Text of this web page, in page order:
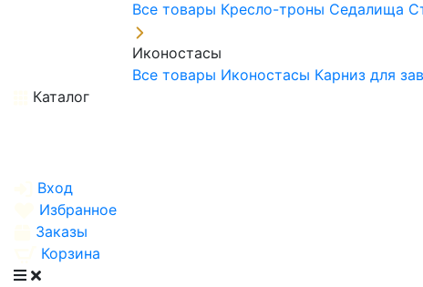
Все товары Кресло-троны Седалища
Иконостасы
Все товары Иконостасы Карниз для
Каталог
Вход
Избранное
Заказы
Корзина